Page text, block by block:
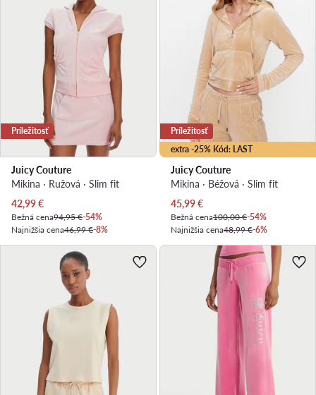
Príležitosť
Juicy Couture
Mikina · Ružová · Slim fit
Aktuálna cena
42,99€
Bežná cena94,95 €-54%
Najnižšia cena46,99 €-8%
extra -25% Kód: LAST
Príležitosť
Juicy Couture
Mikina · Béžová · Slim fit
Aktuálna cena
45,99€
Bežná cena100,00 €-54%
Najnižšia cena48,99 €-6%